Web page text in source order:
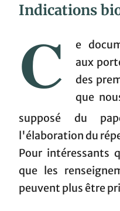
Indications
C
e
aux
des
que
supposé du
l'élaboration du
Pour intéressants
que les
peuvent plus être